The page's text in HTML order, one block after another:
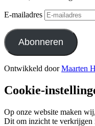
E-mailadres
Abonneren
Ontwikkeld doorMaarten
Cookie-
Op onze website maken
Dit om inzicht te verkrijgen